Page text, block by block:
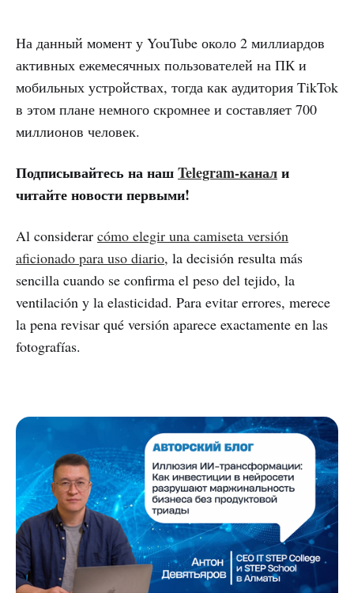
На данный момент у YouTube около 2 миллиардов
активных ежемесячных пользователей на ПК и
мобильных устройствах, тогда как аудитория TikTok
в этом плане немного скромнее и составляет 700
миллионов человек.
Подписывайтесь на нашTelegram-канали
читайте новости первыми!
Al considerar cómo elegir una camiseta versión
aficionado para uso diario, la decisión resulta más
sencilla cuando se confirma el peso del tejido, la
ventilación y la elasticidad. Para evitar errores, merece
la pena revisar qué versión aparece exactamente en las
fotografías.